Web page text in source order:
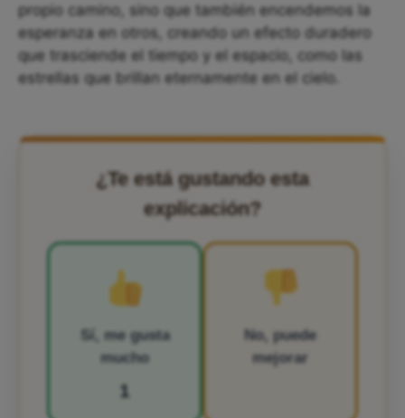
propio camino, sino que también encendemos la
esperanza en otros, creando un efecto duradero
que trasciende el tiempo y el espacio, como las
estrellas que brillan eternamente en el cielo.
¿Te está gustando esta
explicación?
Sí, me gusta
mucho
1
No, puede
mejorar